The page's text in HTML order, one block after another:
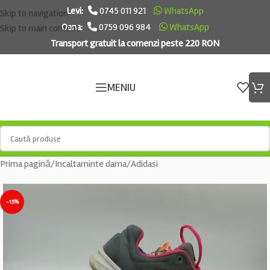
Skip to navigation
Skip to main content
Levi: 0745 011 921
WhatsApp
Oana:
0759 096 984
WhatsApp
Transport gratuit la comenzi peste 220 RON
MENIU
Prima pagină/Incaltaminte dama/Adidasi
-15%